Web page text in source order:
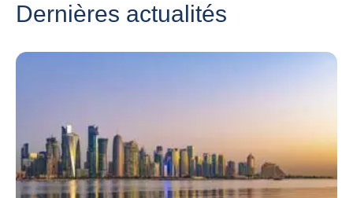
Dernières actualités